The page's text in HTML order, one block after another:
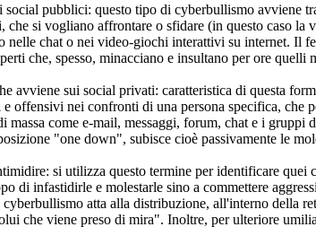
social pubblici: questo tipo di cyberbullismo
che si vogliano affrontare o sfidare (in questo caso
nelle chat o nei video-giochi interattivi su internet.
che, spesso, minacciano e insultano per ore
avviene sui social privati: caratteristica di questa
offensivi nei confronti di una persona specifica, che
come e-mail, messaggi, forum, chat e i
"one down", subisce cioè passivamente le
si utilizza questo termine per identificare
di infastidirle e molestarle sino a commettere
atta alla distribuzione, all'interno della
che viene preso di mira". Inoltre, per ulteriore